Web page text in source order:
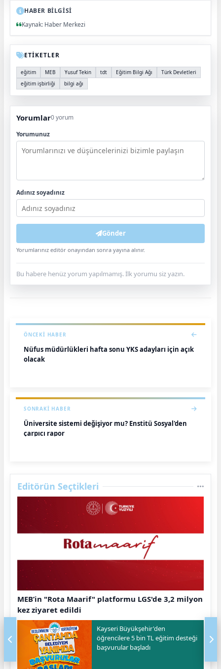
HABER BİLGİSİ
Kaynak: Haber Merkezi
ETİKETLER
eğitim MEB Yusuf Tekin tdt Eğitim Bilgi Ağı
Türk Devletleri
eğitim işbirliği
bilgi ağı
Yorumlar0 yorum
Yorumunuz
Adınız soyadınız
Gönder
Yorumlarınız editör onayından sonra yayına alınır.
Bu habere henüz yorum yapılmamış. İlk yorumu siz yazın.
ÖNCEKI HABER
Nüfus müdürlükleri hafta sonu YKS adayları için açık
olacak
SONRAKI HABER
Üniversite sistemi değişiyor mu? Enstitü Sosyal'den
çarpıcı rapor
Editörün Seçtikleri
MEB’in "Rota Maarif" platformu LGS'de 3,2 milyon
kez ziyaret edildi
Kayseri Büyükşehir'den
öğrencilere 5 bin TL eğitim desteği
başvurular başladı